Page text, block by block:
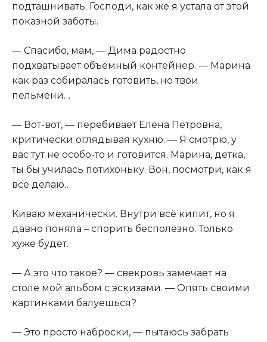
подташнивать. Господи, как же я устала от этой
показной заботы.
— Спасибо, мам, — Дима радостно
подхватывает объёмный контейнер. — Марина
как раз собиралась готовить, но твои
пельмени…
— Вот-вот, — перебивает Елена Петровна,
критически оглядывая кухню. — Я смотрю, у
вас тут не особо-то и готовится. Марина, детка,
ты бы училась потихоньку. Вон, посмотри, как я
всё делаю…
Киваю механически. Внутри всё кипит, но я
давно поняла – спорить бесполезно. Только
хуже будет.
— А это что такое? — свекровь замечает на
столе мой альбом с эскизами. — Опять своими
картинками балуешься?
— Это просто наброски, — пытаюсь забрать